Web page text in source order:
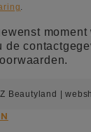
.
de
Beautyland |